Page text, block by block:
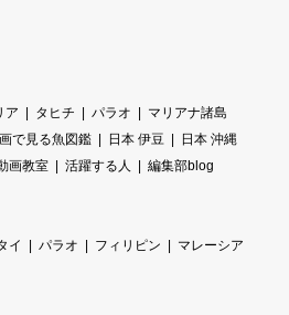
ア タヒチ パラオ
マリアナ諸島
で見る魚図鑑 日本 伊豆
日本 沖縄
画教室 活躍する人
編集部blog
イ パラオ フィリピン
マレーシア